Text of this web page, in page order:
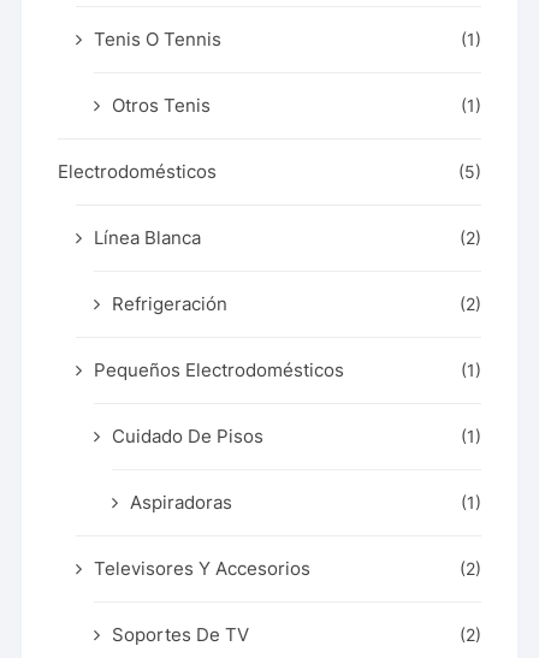
Tenis O Tennis (1)
Otros Tenis (1)
Electrodomésticos (5)
Línea Blanca (2)
Refrigeración (2)
Pequeños Electrodomésticos (1)
Cuidado De Pisos (1)
Aspiradoras (1)
Televisores Y Accesorios (2)
Soportes De TV (2)